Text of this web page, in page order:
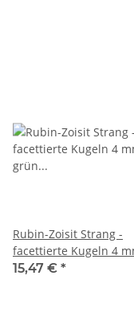
Rubin-Zoisit Strang -
facettierte Kugeln 4
grün rot, Länge 38,5 cm
15,47 € *